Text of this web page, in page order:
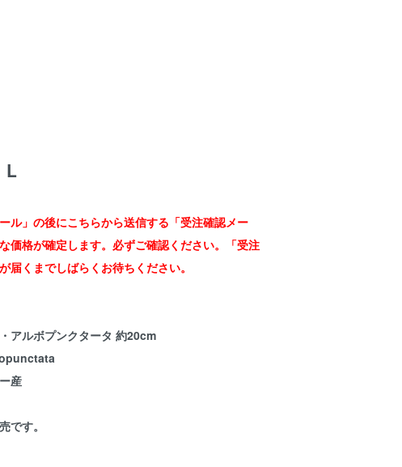
ール」の後にこちらから送信する「受注確認メー
価格が確定します。必ずご確認ください。「受注
届くまでしばらくお待ちください。
アルボプンクタータ 約20cm
産
です。